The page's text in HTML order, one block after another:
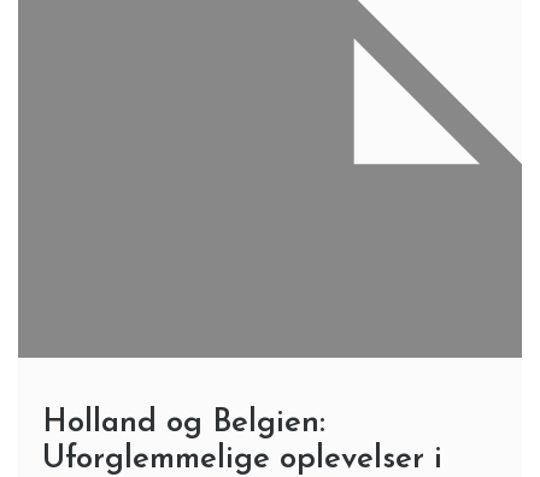
Holland og Belgien:
Uforglemmelige oplevelser i